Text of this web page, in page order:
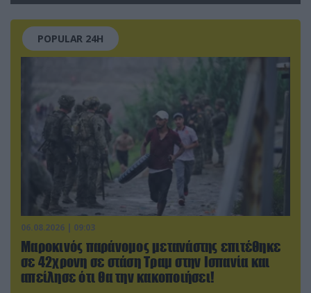
POPULAR 24H
06.08.2026 | 09:03
Μαροκινός παράνομος μετανάστης επιτέθηκε
σε 42χρονη σε στάση Τραμ στην Ισπανία και
απείλησε ότι θα την κακοποιήσει!